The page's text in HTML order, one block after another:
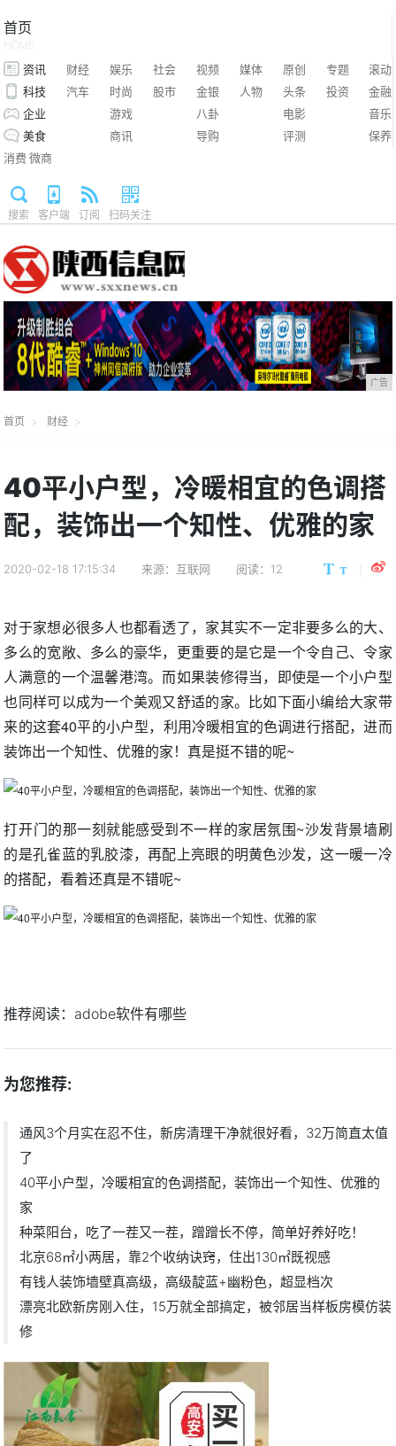
首页
HOME
资讯 财经 娱乐 社会 视频 媒体 原创 专题
滚动
科技
汽车 时尚 股市 金银 人物 头条 投资
金融
企业
游戏 八卦 电影
音乐
美食
商讯 导购 评测
保养
消费 微商
搜索 客户端 订阅 扫码关注
广告
首页 财经
40平小户型，冷暖相宜的色调搭
配，装饰出一个知性、优雅的家
2020-02-18 17:15:34 来源：互联网 阅读：12
对于家想必很多人也都看透了，家其实不一定非要多么的大、
多么的宽敞、多么的豪华，更重要的是它是一个令自己、令家
人满意的一个温馨港湾。而如果装修得当，即使是一个小户型
也同样可以成为一个美观又舒适的家。比如下面小编给大家带
来的这套40平的小户型，利用冷暖相宜的色调进行搭配，进而
装饰出一个知性、优雅的家！真是挺不错的呢~
打开门的那一刻就能感受到不一样的家居氛围~沙发背景墙刷
的是孔雀蓝的乳胶漆，再配上亮眼的明黄色沙发，这一暖一冷
的搭配，看着还真是不错呢~
推荐阅读： adobe软件有哪些
为您推荐:
通风3个月实在忍不住，新房清理干净就很好看，32万简直太值
了
40平小户型，冷暖相宜的色调搭配，装饰出一个知性、优雅的
家
种菜阳台，吃了一茬又一茬，蹭蹭长不停，简单好养好吃！
北京68㎡小两居，靠2个收纳诀窍，住出130㎡既视感
有钱人装饰墙壁真高级，高级靛蓝+幽粉色，超显档次
漂亮北欧新房刚入住，15万就全部搞定，被邻居当样板房模仿装
修